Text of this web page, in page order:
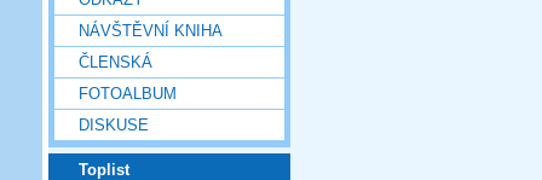
NÁVŠTĚVNÍ KNIHA
ČLENSKÁ
FOTOALBUM
DISKUSE
Toplist